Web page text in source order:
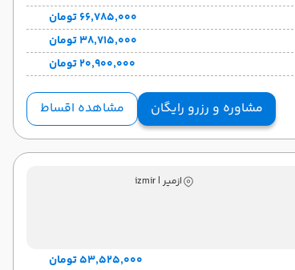
۶۶٬۷۸۵٬۰۰۰ تومان
۳۸٬۷۱۵٬۰۰۰ تومان
۲۰٬۹۰۰٬۰۰۰ تومان
مشاوره و رزرو رایگان مشاهده اقساط
ازمیر | izmir
۵۳٬۵۲۵٬۰۰۰ تومان